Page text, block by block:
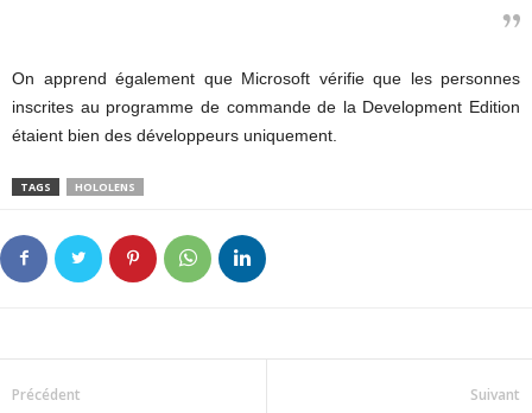
On apprend également que Microsoft vérifie que les personnes
inscrites au programme de commande de la Development Edition
étaient bien des développeurs uniquement.
TAGS HOLOLENS
Précédent Suivant